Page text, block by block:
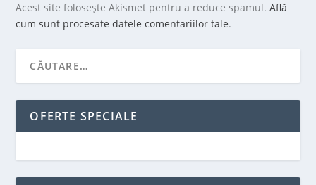
Acest site folosește Akismet pentru a reduce spamul.Află
cum sunt procesate datele comentariilor tale.
OFERTE SPECIALE